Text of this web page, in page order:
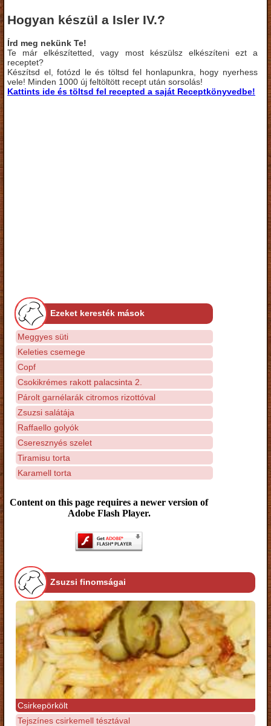
Hogyan készül a Isler IV.?
Írd meg nekünk Te!
Te már elkészítetted, vagy most készülsz elkészíteni ezt a
receptet?
Készítsd el, fotózd le és töltsd fel honlapunkra, hogy nyerhess
vele! Minden 1000 új feltöltött recept után sorsolás!
Kattints ide és töltsd fel recepted a saját Receptkönyvedbe!
Ezeket keresték mások
Meggyes süti
Keleties csemege
Copf
Csokikrémes rakott palacsinta 2.
Párolt garnélarák citromos rizottóval
Zsuzsi salátája
Raffaello golyók
Cseresznyés szelet
Tiramisu torta
Karamell torta
Content on this page requires a newer version of
Adobe Flash Player.
Zsuzsi finomságai
Csirkepörkölt
Tejszínes csirkemell tésztával